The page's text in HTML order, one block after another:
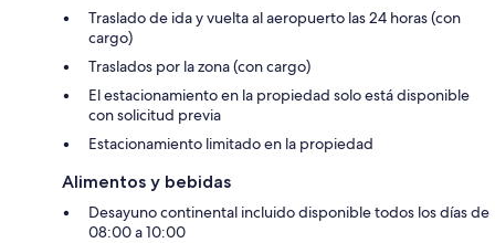
Traslado de ida y vuelta al aeropuerto las 24 horas (con
cargo)
Traslados por la zona (con cargo)
El estacionamiento en la propiedad solo está disponible
con solicitud previa
Estacionamiento limitado en la propiedad
Alimentos y bebidas
Desayuno continental incluido disponible todos los días de
08:00 a 10:00